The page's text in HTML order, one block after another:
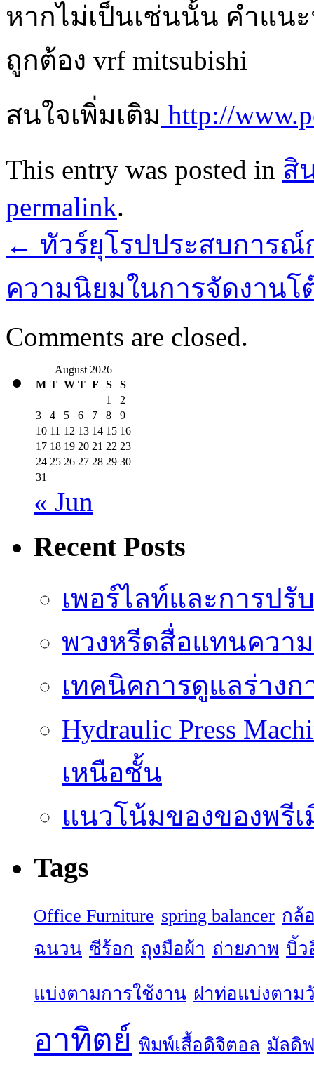
หากไม่เป็นเช่นนั้น คำแน
ถูกต้อง vrf mitsubishi
สนใจเพิ่มเติม http://
This entry was posted in สิ
permalink.
← ทัวร์ยุโรปประสบการ
ความนิยมในการจัดงาน
Comments are closed.
August 2026
M T W T F S
S
1
2
3
4 5 6 7 8
9
10 11 12 13 14 15 16
17 18 19 20 21 22 23
24 25 26 27 28 29 30
31
« Jun
Recent Posts
เพอร์ไลท์และการป
พวงหรีดสื่อแทนควา
เทคนิคการดูแลร่างก
Hydraulic Press
เหนือชั้น
แนวโน้มของของพรี
Tags
Office Furniture spring balancer กล้
ฉนวน ซีร้อก ถุงมือผ้า ถ่ายภาพ บิ้ว
แบ่งตามการใช้งาน ฝาท่อแบ่งตาม
อาทิตย์ พิมพ์เสื้อดิจิตอล มัลดิ